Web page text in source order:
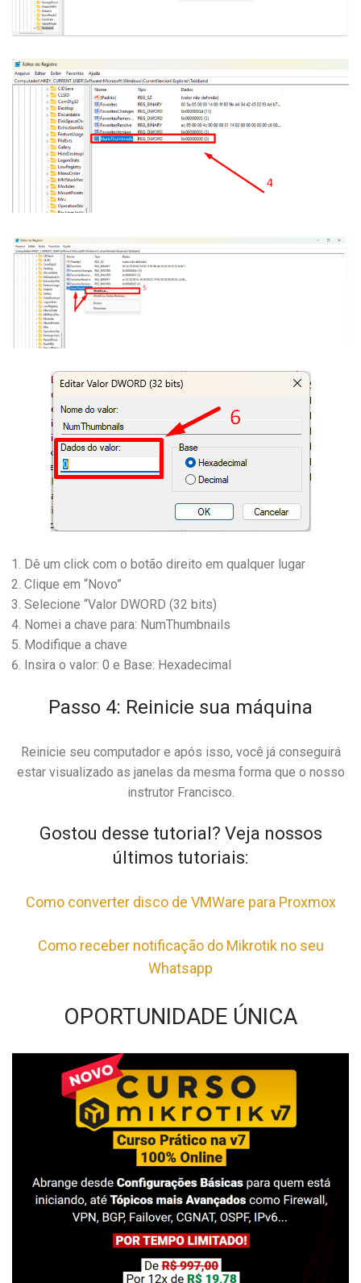
Dê um click com o botão direito em qualquer lugar
Clique em “Novo”
Selecione “Valor DWORD (32 bits)
Nomei a chave para: NumThumbnails
Modifique a chave
Insira o valor: 0 e Base: Hexadecimal
Passo 4: Reinicie sua máquina
Reinicie seu computador e após isso, você já conseguirá
estar visualizado as janelas da mesma forma que o nosso
instrutor Francisco.
Gostou desse tutorial? Veja nossos
últimos tutoriais:
Como converter disco de VMWare para Proxmox
Como receber notificação do Mikrotik no seu
Whatsapp
OPORTUNIDADE ÚNICA